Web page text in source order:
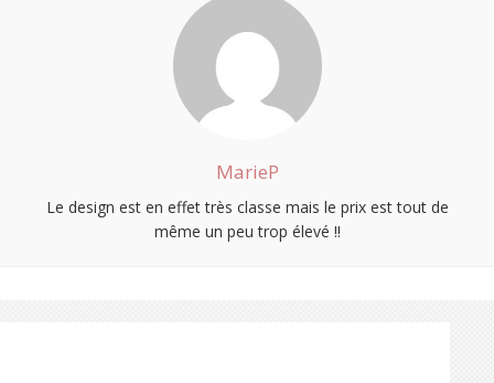
MarieP
Le design est en effet très classe mais le prix est tout de
même un peu trop élevé !!